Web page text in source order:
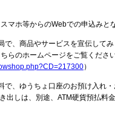
マホ等からのWebでの申込みと
で、商品やサービスを宣伝して
らのホームページをご覧くださ
）
で、ゆうちょ口座のお預け入れ
出しは、別途、ATM硬貨預払料